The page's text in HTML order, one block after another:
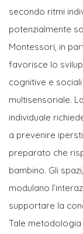
secondo ritmi
potenzialmente
Montessori, in
favorisce lo
cognitive e
multisensoriale.
individuale
a prevenire
preparato che
bambino. Gli
modulano
supportare la
Tale